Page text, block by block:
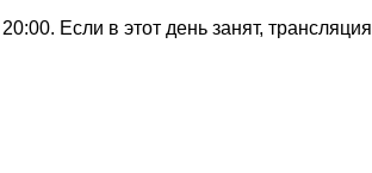
Если в этот день занят, трансляция